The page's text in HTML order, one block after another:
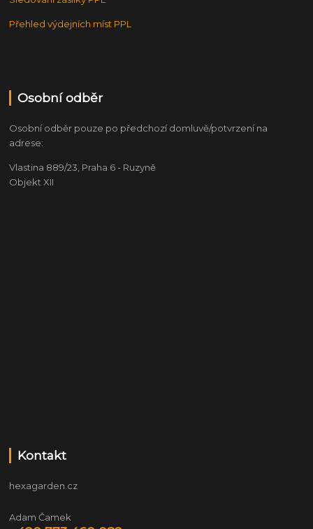
Přehled výdejních míst PPL
Osobní odběr
Osobní odběr pouze po předchozí domluvě/potvrzení na
adrese:
Vlastina 889/23, Praha 6 - Ruzyně
Objekt XII
Kontakt
hexagarden.cz
Adam Čamek